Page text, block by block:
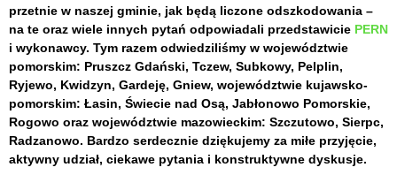
przetnie w naszej gminie, jak będą liczone odszkodowania –
na te oraz wiele innych pytań odpowiadali przedstawicie PERN
i wykonawcy. Tym razem odwiedziliśmy w województwie
pomorskim: Pruszcz Gdański, Tczew, Subkowy, Pelplin,
Ryjewo, Kwidzyn, Gardeję, Gniew, województwie kujawsko-
pomorskim: Łasin, Świecie nad Osą, Jabłonowo Pomorskie,
Rogowo oraz województwie mazowieckim: Szczutowo, Sierpc,
Radzanowo. Bardzo serdecznie dziękujemy za miłe przyjęcie,
aktywny udział, ciekawe pytania i konstruktywne dyskusje.